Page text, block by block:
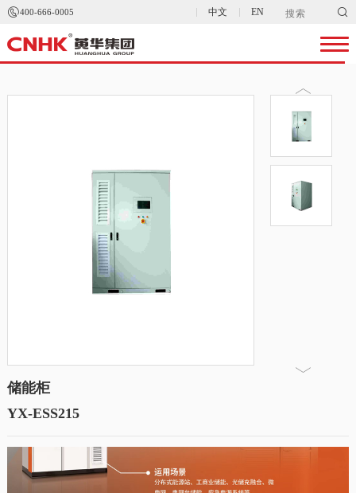
400-666-0005 中文 EN 
储能柜
YX-ESS215